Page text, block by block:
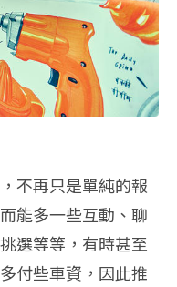
不再只是單純的報
能多一些互動、聊
選等等，有時甚至
付些車資，因此推